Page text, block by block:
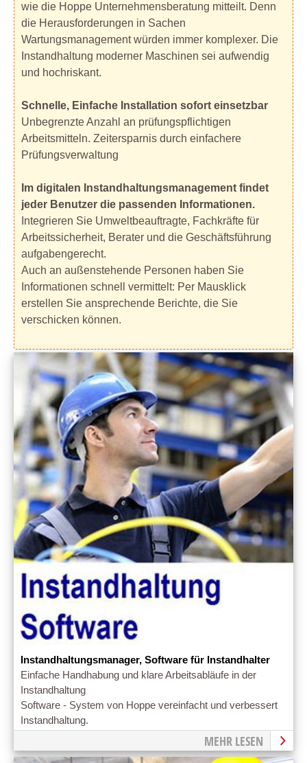
wie die Hoppe Unternehmensberatung mitteilt. Denn
die Herausforderungen in Sachen
Wartungsmanagement würden immer komplexer. Die
Instandhaltung moderner Maschinen sei aufwendig
und hochriskant.
Schnelle, Einfache Installation sofort einsetzbar
Unbegrenzte Anzahl an prüfungspflichtigen
Arbeitsmitteln. Zeitersparnis durch einfachere
Prüfungsverwaltung
Im digitalen Instandhaltungsmanagement findet
jeder Benutzer die passenden Informationen.
Integrieren Sie Umweltbeauftragte, Fachkräfte für
Arbeitssicherheit, Berater und die Geschäftsführung
aufgabengerecht.
Auch an außenstehende Personen haben Sie
Informationen schnell vermittelt: Per Mausklick
erstellen Sie ansprechende Berichte, die Sie
verschicken können.
Instandhaltungsmanager, Software für Instandhalter
Einfache Handhabung und klare Arbeitsabläufe in der
Instandhaltung
Software - System von Hoppe vereinfacht und verbessert
Instandhaltung.
MEHR LESEN